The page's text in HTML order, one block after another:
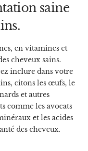
saine
en vitamines et
cheveux sains.
inclure dans votre
citons les œufs, le
et autres
comme les avocats
et les acides
des cheveux.